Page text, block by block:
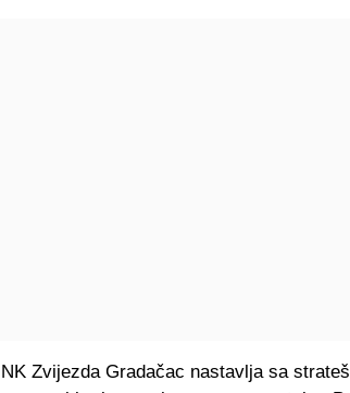
NK Zvijezda Gradačac nastavlja sa